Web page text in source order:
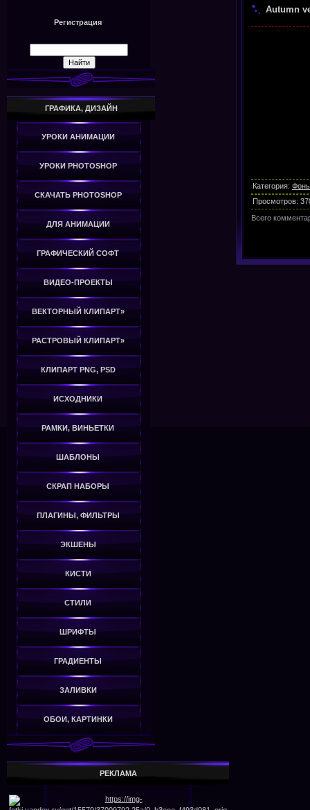
Регистрация
ГРАФИКА, ДИЗАЙН
УРОКИ АНИМАЦИИ
УРОКИ PHOTOSHOP
СКАЧАТЬ PHOTOSHOP
ДЛЯ АНИМАЦИИ
ГРАФИЧЕСКИЙ СОФТ
ВИДЕО-ПРОЕКТЫ
ВЕКТОРНЫЙ КЛИПАРТ»
РАСТРОВЫЙ КЛИПАРТ»
КЛИПАРТ PNG, PSD
ИСХОДНИКИ
РАМКИ, ВИНЬЕТКИ
ШАБЛОНЫ
СКРАП НАБОРЫ
ПЛАГИНЫ, ФИЛЬТРЫ
ЭКШЕНЫ
КИСТИ
СТИЛИ
ШРИФТЫ
ГРАДИЕНТЫ
ЗАЛИВКИ
ОБОИ, КАРТИНКИ
РЕКЛАМА
Autumn
Категория:
Просмотров:
Всего